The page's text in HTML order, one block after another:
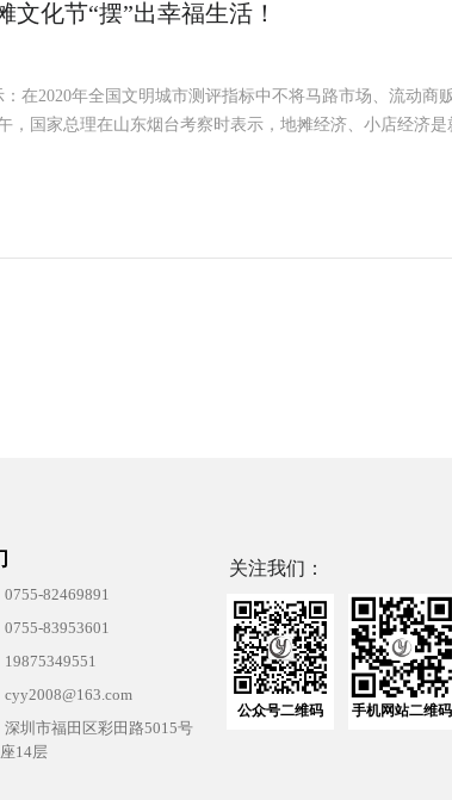
化节“摆”出幸福生活！
在2020年全国文明城市测评指标中不将马路市场、流动商
，国家总理在山东烟台考察时表示，地摊经济、小店经济是
82469891
83953601
深圳市福田区彩田路5015号
14层
关注我们：
公众号二维码 手机网站二维码